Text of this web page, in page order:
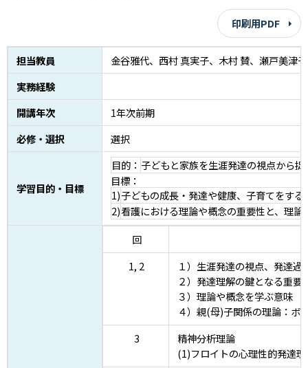
印刷用PDF
担当教員
金谷雅代、西村 真実子、木村 賛、瀬戸美津子
実務経験
開講年次
1年次前期
必修・選択
選択
学習目的・目標
目的： 子どもと家族を生涯発達の視点から
目標：
1)子どもの成長・発達や健康、子育てをす
2)看護における理論や概念の重要性と、理
回
1, 2
１）生涯発達の視点、発達過
２）発達理解の鍵となる重要
３）理論や概念を学ぶ意味
４）親(母)子関係の理論：ボ
3
精神分析理論
(1)フロイトの心理性的発達